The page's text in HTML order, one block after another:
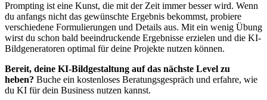
Prompting ist eine Kunst, die mit der Zeit immer besser wird. Wenn
du anfangs nicht das gewünschte Ergebnis bekommst, probiere
verschiedene Formulierungen und Details aus. Mit ein wenig Übung
wirst du schon bald beeindruckende Ergebnisse erzielen und die KI-
Bildgeneratoren optimal für deine Projekte nutzen können.
Bereit, deine KI-Bildgestaltung auf das nächste Level zu
heben? Buche ein kostenloses Beratungsgespräch und erfahre, wie
du KI für dein Business nutzen kannst.